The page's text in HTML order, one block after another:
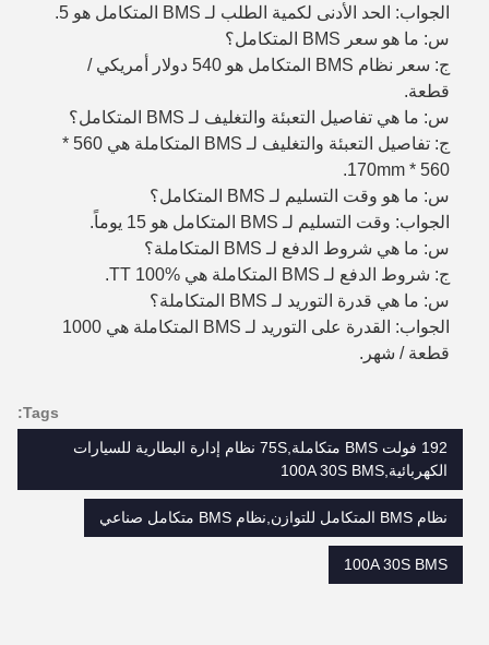
الجواب: الحد الأدنى لكمية الطلب لـ BMS المتكامل هو 5.
س: ما هو سعر BMS المتكامل؟
ج: سعر نظام BMS المتكامل هو 540 دولار أمريكي /
قطعة.
س: ما هي تفاصيل التعبئة والتغليف لـ BMS المتكامل؟
ج: تفاصيل التعبئة والتغليف لـ BMS المتكاملة هي 560 *
560 * 170mm.
س: ما هو وقت التسليم لـ BMS المتكامل؟
الجواب: وقت التسليم لـ BMS المتكامل هو 15 يوماً.
س: ما هي شروط الدفع لـ BMS المتكاملة؟
ج: شروط الدفع لـ BMS المتكاملة هي TT 100%.
س: ما هي قدرة التوريد لـ BMS المتكاملة؟
الجواب: القدرة على التوريد لـ BMS المتكاملة هي 1000
قطعة / شهر.
Tags:
192 فولت BMS متكاملة,75S نظام إدارة البطارية للسيارات
الكهربائية,100A 30S BMS
نظام BMS المتكامل للتوازن,نظام BMS متكامل صناعي
100A 30S BMS